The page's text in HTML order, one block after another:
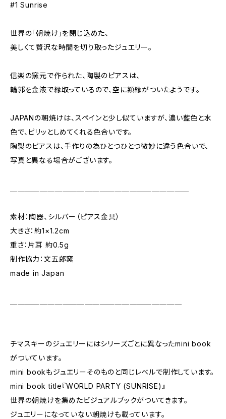
#1 Sunrise
世界の「朝焼け」を閉じ込めた、
美しくて贅沢な時間を切り取ったジュエリー。
信楽の窯元で作られた、陶製のピアスは、
輪郭を金液で縁取っているので、空に額縁がついたようです。
JAPANの朝焼けは、スペインと少し似ていますが、濃い藍色と水
色で、ピリッとしめてくれる色合いです。
陶製のピアスは、手作りの為ひとつひとつ微妙に違う色合いで、
写真と異なる場合がございます。
素材：陶器、シルバー（ピアス金具）
大きさ：約1×1.2cm
重さ：片耳 約0.5g
制作協力：文五郎窯
made in Japan
チマスキーのジュエリーにはシリーズごとに異なったmini book
がついています。
mini bookもジュエリーそのものと同じレベルで制作しています。
mini book title『WORLD PARTY (SUNRISE)』
世界の朝焼けを集めたビジュアルブックがついてきます。
ジュエリーになっていない朝焼けも載っています。